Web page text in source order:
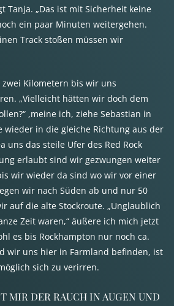
Tanja. „Das ist mit Sicherheit keine
ein paar Minuten weitergehen.
Track stoßen müssen wir
Kilometern bis wir uns
„Vielleicht hätten wir doch dem
,meine ich, ziehe Sebastian in
wieder in die gleiche Richtung aus der
uns das steile Ufer des Red Rock
erlaubt sind wir gezwungen weiter
wir wieder da sind wo wir vor einer
wir nach Süden ab und nur 50
auf die alte Stockroute. „Unglaublich
Zeit waren,“ äußere ich mich jetzt
es bis Rockhampton nur noch ca.
wir uns hier in Farmland befinden, ist
sich zu verirren.
MIR DER RAUCH IN AUGEN UND